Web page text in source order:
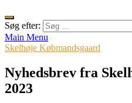
Søg efter:
Main Menu
Skelhøje Købmandsgaard
Nyhedsbrev fra
2023